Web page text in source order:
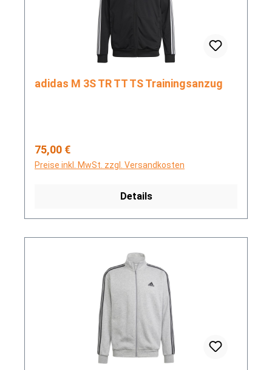
adidas M 3S TR TT TS Trainingsanzug
Regulärer Preis:
75,00 €
Preise inkl. MwSt. zzgl. Versandkosten
Details